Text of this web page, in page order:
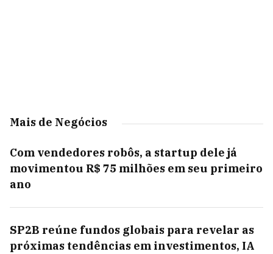
Mais de Negócios
Com vendedores robôs, a startup dele já
movimentou R$ 75 milhões em seu primeiro
ano
SP2B reúne fundos globais para revelar as
próximas tendências em investimentos, IA